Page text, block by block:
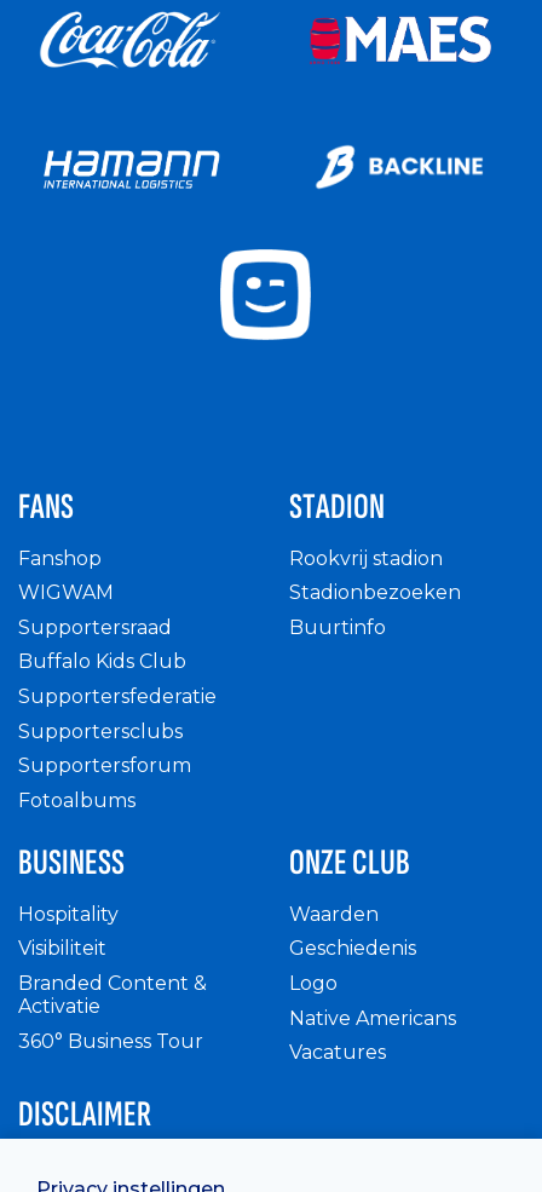
FANS
Fanshop
WIGWAM
Supportersraad
Buffalo Kids Club
Supportersfederatie
Supportersclubs
Supportersforum
Fotoalbums
STADION
Rookvrij stadion
Stadionbezoeken
Buurtinfo
BUSINESS
Hospitality
Visibiliteit
Branded Content &
Activatie
360° Business Tour
ONZE CLUB
Waarden
Geschiedenis
Logo
Native Americans
Vacatures
DISCLAIMER